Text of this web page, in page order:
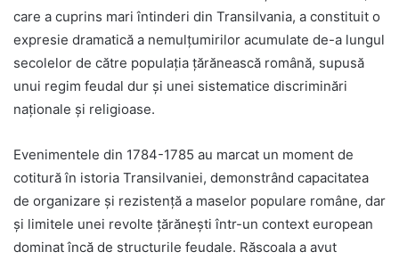
care a cuprins mari întinderi din Transilvania, a constituit o
expresie dramatică a nemulțumirilor acumulate de-a lungul
secolelor de către populația țărănească română, supusă
unui regim feudal dur și unei sistematice discriminări
naționale și religioase.
Evenimentele din 1784-1785 au marcat un moment de
cotitură în istoria Transilvaniei, demonstrând capacitatea
de organizare și rezistență a maselor populare române, dar
și limitele unei revolte țărănești într-un context european
dominat încă de structurile feudale. Răscoala a avut